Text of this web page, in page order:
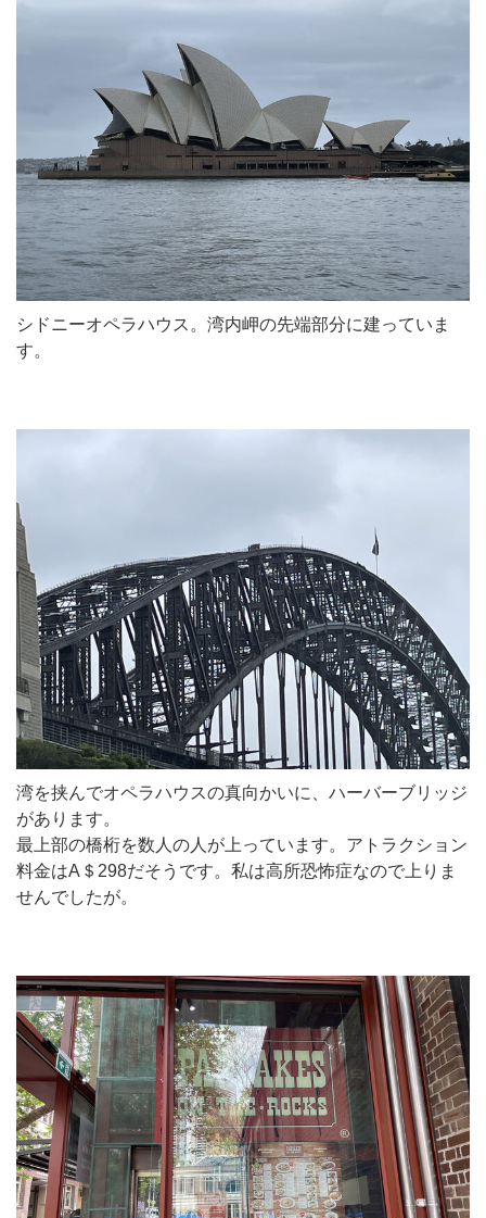
シドニーオペラハウス。湾内岬の先端部分に建っていま
す。
湾を挟んでオペラハウスの真向かいに、ハーバーブリッジ
があります。
最上部の橋桁を数人の人が上っています。アトラクション
料金はA＄298だそうです。私は高所恐怖症なので上りま
せんでしたが。